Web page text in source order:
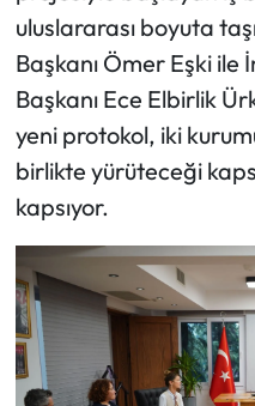
uluslararası boyuta
Başkanı Ömer Eşki ile
Başkanı Ece Elbirlik
yeni protokol, iki
birlikte yürüteceği
kapsıyor.